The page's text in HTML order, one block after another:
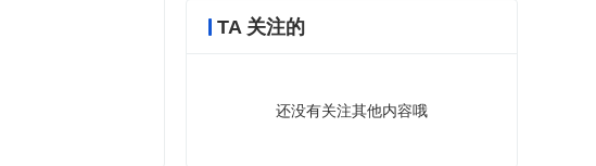
TA 关注的
还没有关注其他内容哦